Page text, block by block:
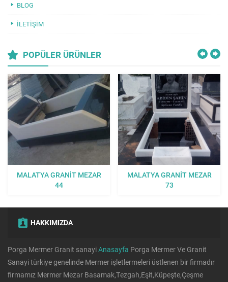
BLOG
İLETIŞIM
POPÜLER ÜRÜNLER
MALATYA GRANIT MEZAR
44
MALATYA GRANIT MEZAR
73
HAKKIMIZDA
Porga Mermer Granit sanayiAnasayfa Porga Mermer Ve Granit
Sanayi türkiye genelinde Mermer işletlermeleri üstlenen bir firmadır
firmamız Mermer Mezar Basamak,Tezgah,Eşit,Küpeşte,Çeşme